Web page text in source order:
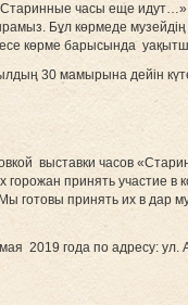
часы еще
Бұл көрмеде музейдің
көрме барысында
30 мамырына дейін
выставки часов
горожан принять участие
готовы принять их в дар
2019 года по адресу: ул.